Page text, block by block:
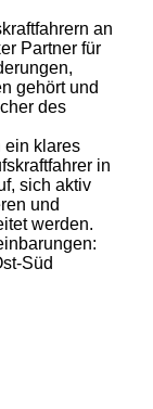
an
Partner für
gehört und
des
ein klares
in
sich aktiv
und
werden.
Süd